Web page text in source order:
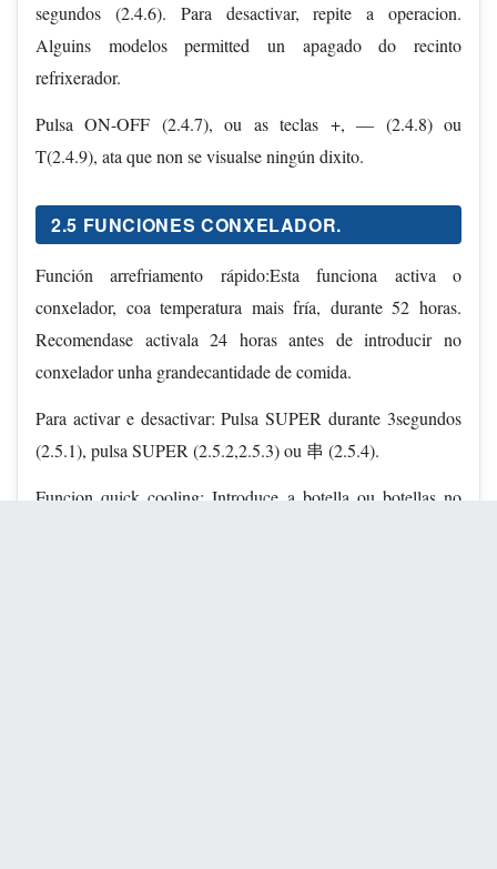
segundos (2.4.6). Para desactivar, repite a operacion.
Alguins modelos permitted un apagado do recinto
refrixerador.
Pulsa ON-OFF (2.4.7), ou as teclas +, — (2.4.8) ou
T(2.4.9), ata que non se visualse ningún dixito.
2.5 FUNCIONES CONXELADOR.
Función arrefriamento rápido:Esta funciona activa o
conxelador, coa temperatura mais fría, durante 52 horas.
Recomendase activala 24 horas antes de introducir no
conxelador unha grandecantidade de comida.
Para activar e desactivar: Pulsa SUPER durante 3segundos
(2.5.1), pulsa SUPER (2.5.2,2.5.3) ou 串 (2.5.4).
Funcion quick cooling: Introduce a botella ou botellas no